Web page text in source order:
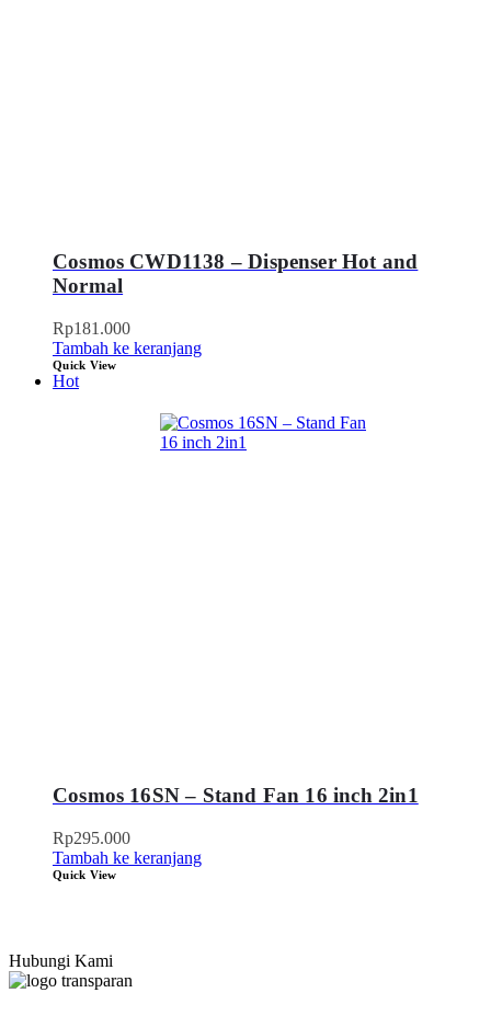
Cosmos CWD1138 – Dispenser Hot and
Normal
Rp181.000
Tambah ke keranjang
Quick View
Hot
Cosmos 16SN – Stand Fan 16 inch 2in1
Rp295.000
Tambah ke keranjang
Quick View
Hubungi Kami